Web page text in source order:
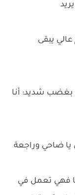
يبقى
بغضب شديد: أنا
يا ضاحي وراجعة
فهي تعمل في